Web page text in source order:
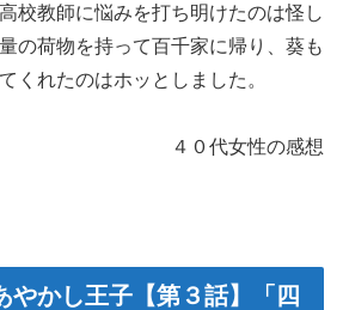
校教師に悩みを打ち明けたのは怪し
の荷物を持って百千家に帰り、葵も
くれたのはホッとしました。
４０代女性の感想
やかし王子【第３話】「四